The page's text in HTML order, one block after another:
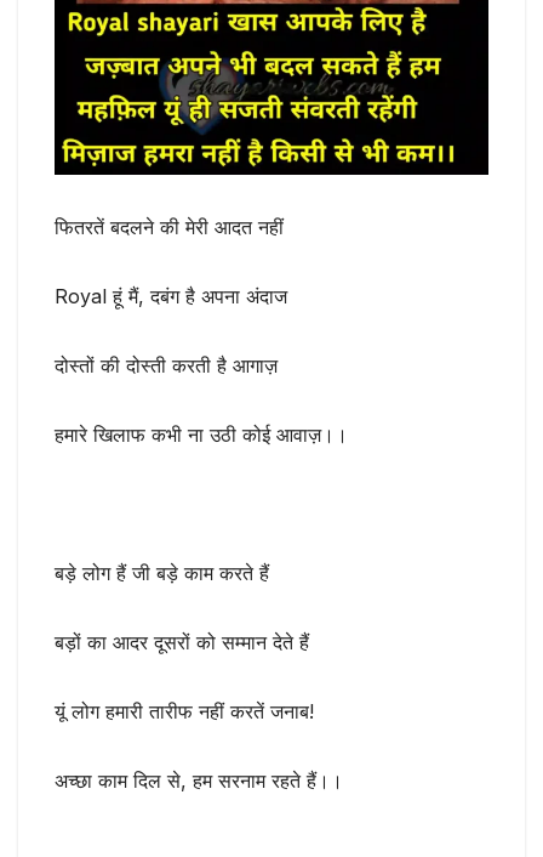
फितरतें बदलने की मेरी आदत नहीं
Royal हूं मैं, दबंग है अपना अंदाज
दोस्तों की दोस्ती करती है आगाज़
हमारे खिलाफ कभी ना उठी कोई आवाज़।।
बड़े लोग हैं जी बड़े काम करते हैं
बड़ों का आदर दूसरों को सम्मान देते हैं
यूं लोग हमारी तारीफ नहीं करतें जनाब!
अच्छा काम दिल से, हम सरनाम रहते हैं।।